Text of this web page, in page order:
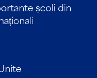
școli din